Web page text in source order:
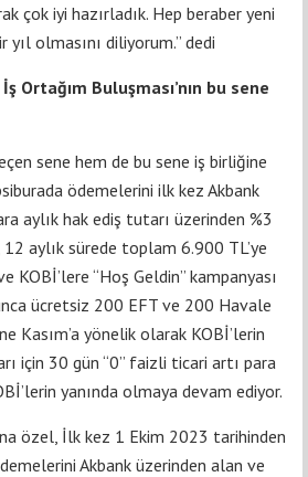
çok iyi hazırladık. Hep beraber yeni
yıl olmasını diliyorum.” dedi
Ortağım Buluşması’nın bu sene
sene hem de bu sene iş birliğine
ödemelerini ilk kez Akbank
aylık hak ediş tutarı üzerinden %3
aylık sürede toplam 6.900 TL’ye
KOBİ’lere “Hoş Geldin” kampanyası
ücretsiz 200 EFT ve 200 Havale
Kasım’a yönelik olarak KOBİ’lerin
için 30 gün “0” faizli ticari artı para
yanında olmaya devam ediyor.
özel, İlk kez 1 Ekim 2023 tarihinden
Akbank üzerinden alan ve